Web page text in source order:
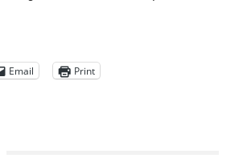
Email Print